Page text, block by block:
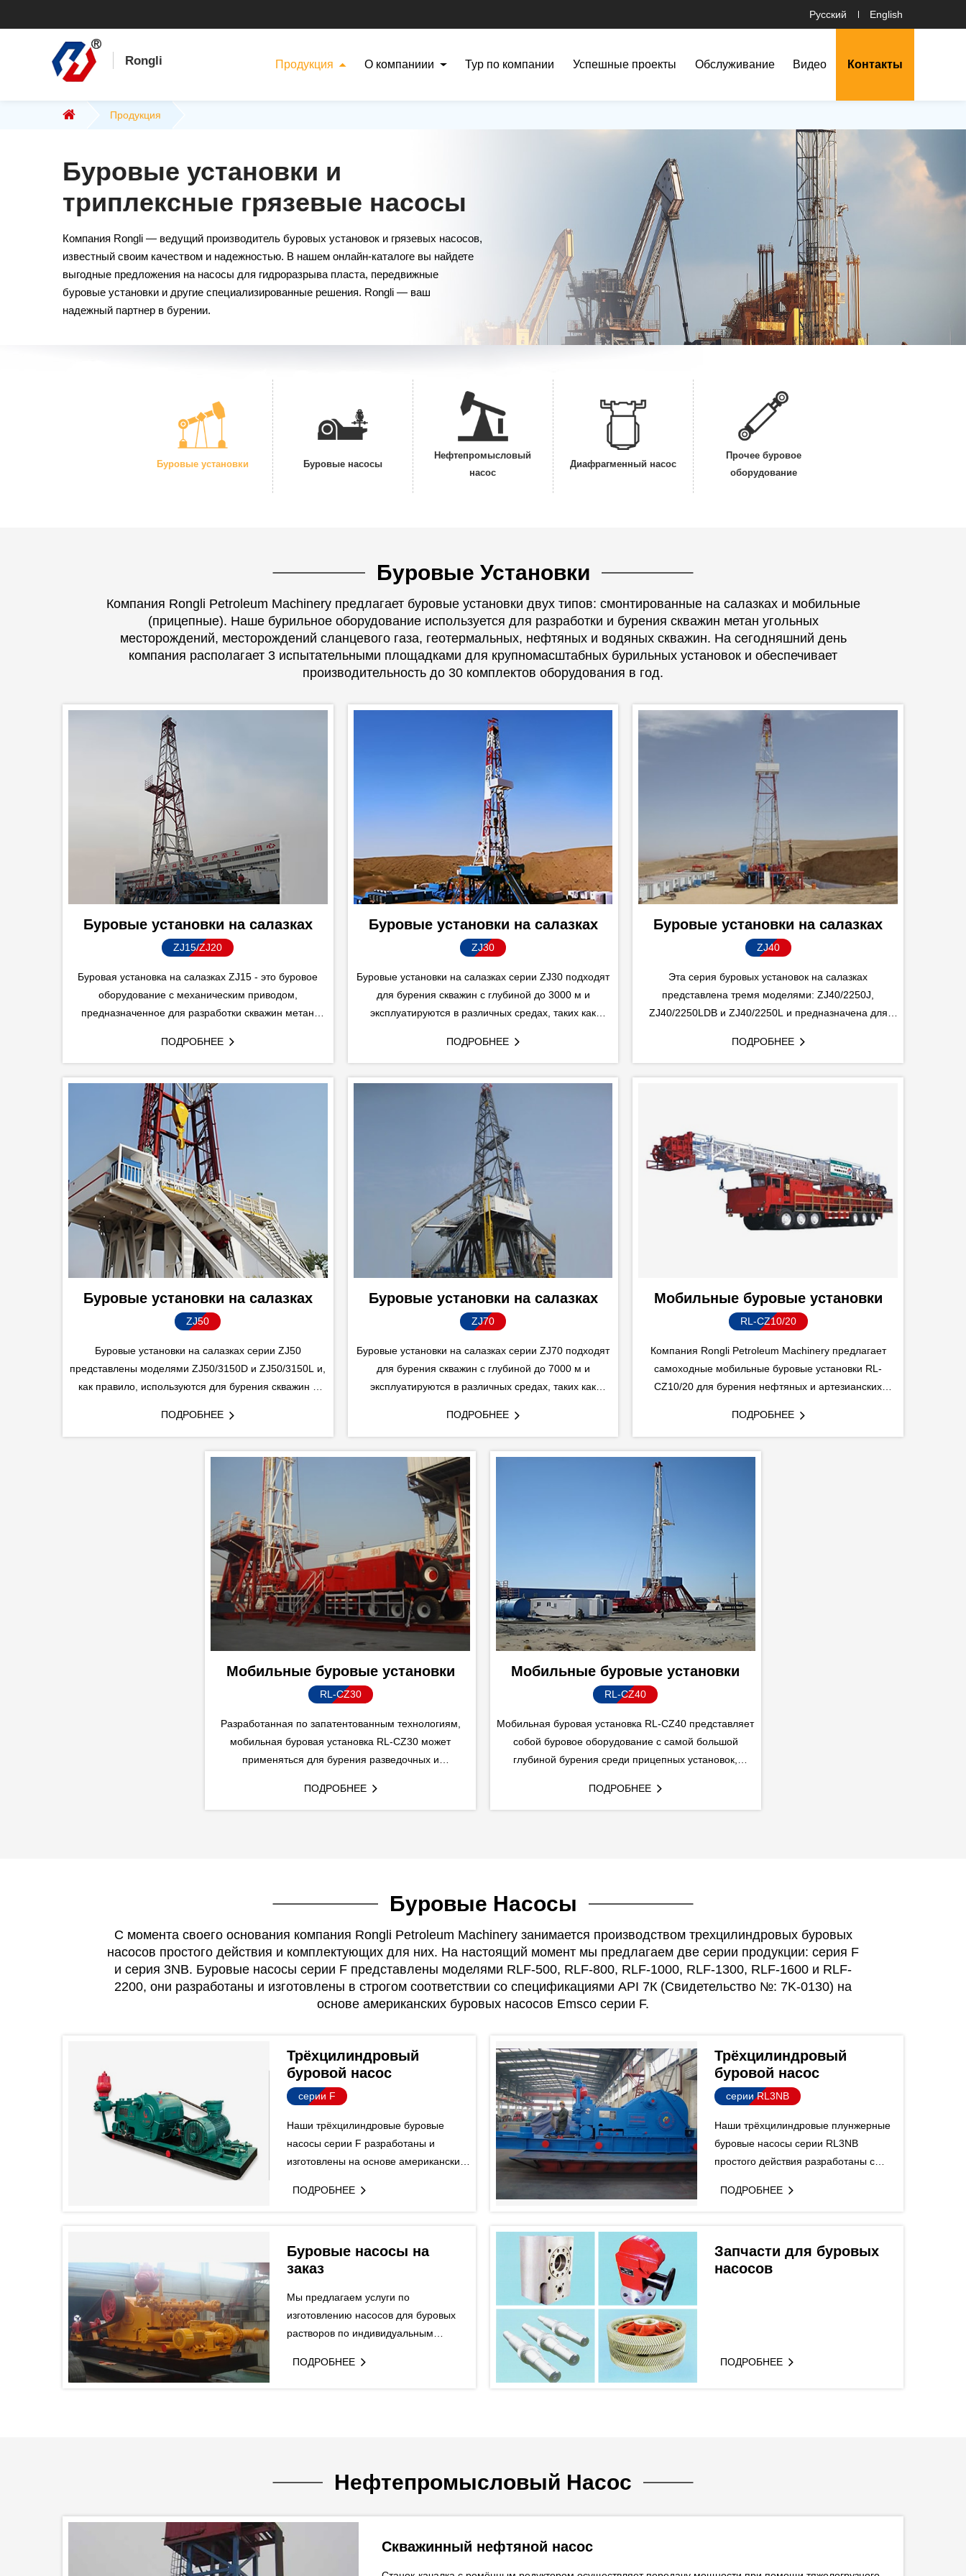
Rongli
English
Русский
Продукция О компаниии Тур по компании Успешные проекты Обслуживание Видео Контакты
Продукция
Буровые установки и
триплексные грязевые насосы
Компания Rongli — ведущий производитель буровых установок и грязевых насосов,
известный своим качеством и надежностью. В нашем онлайн-каталоге вы найдете
выгодные предложения на насосы для гидроразрыва пласта, передвижные
буровые установки и другие специализированные решения. Rongli — ваш
надежный партнер в бурении.
Буровые установки Буровые насосы
Нефтепромысловый
насос
Диафрагменный насос
Прочее буровое
оборудование
Буровые Установки
Компания Rongli Petroleum Machinery предлагает буровые установки двух типов: смонтированные на салазках и мобильные
(прицепные). Наше бурильное оборудование используется для разработки и бурения скважин метан угольных
месторождений, месторождений сланцевого газа, геотермальных, нефтяных и водяных скважин. На сегодняшний день
компания располагает 3 испытательными площадками для крупномасштабных бурильных установок и обеспечивает
производительность до 30 комплектов оборудования в год.
Буровые установки на салазках
ZJ15/ZJ20
Буровая установка на салазках ZJ15 - это буровое
оборудование с механическим приводом,
предназначенное для разработки скважин метан
скважин.
ПОДРОБНЕЕ
Буровые установки на салазках
ZJ30
Буровые установки на салазках серии ZJ30 подходят
для бурения скважин с глубиной до 3000 м и
эксплуатируются в различных средах, таких как
холодные низкотемпературные области.
ПОДРОБНЕЕ
Буровые установки на салазках
ZJ40
Эта серия буровых установок на салазках
представлена тремя моделями: ZJ40/2250J,
ZJ40/2250LDB и ZJ40/2250L и предназначена для
ПОДРОБНЕЕ
Буровые установки на салазках
ZJ50
Буровые установки на салазках серии ZJ50
представлены моделями ZJ50/3150D и ZJ50/3150L и,
как правило, используются для бурения скважин с
как мелководные районы, побережья, пустыни и
холодные низкотемпературные области.
ПОДРОБНЕЕ
Буровые установки на салазках
ZJ70
Буровые установки на салазках серии ZJ70 подходят
для бурения скважин с глубиной до 7000 м и
эксплуатируются в различных средах, таких как
холодные низкотемпературные области.
ПОДРОБНЕЕ
Мобильные буровые установки
RL-CZ10/20
Компания Rongli Petroleum Machinery предлагает
самоходные мобильные буровые установки RL-
CZ10/20 для бурения нефтяных и артезианских
широко используются для бурения скважин с
глубиной более 1000 м, модель CZ 20 - для бурения
скважин глубиной более 2000 м.
ПОДРОБНЕЕ
Мобильные буровые установки
RL-CZ30
Разработанная по запатентованным технологиям,
мобильная буровая установка RL-CZ30 может
применяться для бурения разведочных и
бурения 3000 м.
ПОДРОБНЕЕ
Мобильные буровые установки
RL-CZ40
Мобильная буровая установка RL-CZ40 представляет
собой буровое оборудование с самой большой
глубиной бурения среди прицепных установок,
ПОДРОБНЕЕ
Буровые Насосы
С момента своего основания компания Rongli Petroleum Machinery занимается производством трехцилиндровых буровых
насосов простого действия и комплектующих для них. На настоящий момент мы предлагаем две серии продукции: серия F
и серия 3NB. Буровые насосы серии F представлены моделями RLF-500, RLF-800, RLF-1000, RLF-1300, RLF-1600 и RLF-
2200, они разработаны и изготовлены в строгом соответствии со спецификациями API 7К (Свидетельство №: 7K-0130) на
основе американских буровых насосов Emsco серии F.
Трёхцилиндровый
буровой насос
серии F
Наши трёхцилиндровые буровые
насосы серии F разработаны и
изготовлены на основе американских
строгом соответствии со
ПОДРОБНЕЕ
Трёхцилиндровый
буровой насос
серии RL3NB
Наши трёхцилиндровые плунжерные
буровые насосы серии RL3NB
простого действия разработаны с
работать с более низкой частотой
ПОДРОБНЕЕ
Буровые насосы на
заказ
Мы предлагаем услуги по
изготовлению насосов для буровых
растворов по индивидуальным
клиента. Мы предоставляем не только
ПОДРОБНЕЕ
Запчасти для буровых
насосов
ПОДРОБНЕЕ
Нефтепромысловый Насос
Скважинный нефтяной насос